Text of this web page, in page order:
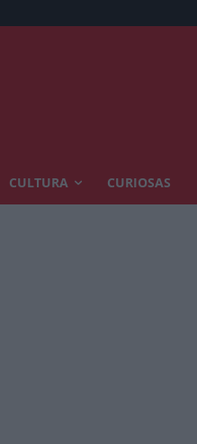
Calor
CULTURA CURIOSAS